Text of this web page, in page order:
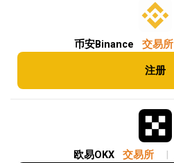
币安Binance 交易所
注册
欧易OKX 交易所